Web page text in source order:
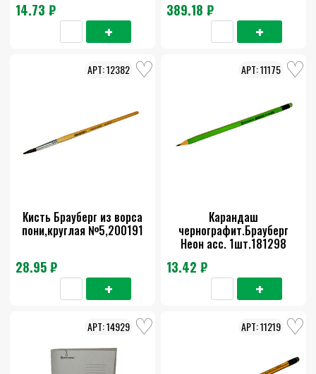
14.73 ₽ 389.18 ₽
Кисть Брауберг из ворса
пони,круглая №5,200191
28.95 ₽
12382
Карандаш
чернографит.Брауберг
Неон асс. 1шт.181298
13.42 ₽
11175
14929 11219